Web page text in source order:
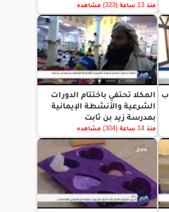
منذ 13 ساعة (323) مشاهده
المكلا تحتفي باختتام الدورات
الشرعية والأنشطة الإيمانية
بمدرسة زيد بن ثابت
منذ 14 ساعة (304) مشاهده